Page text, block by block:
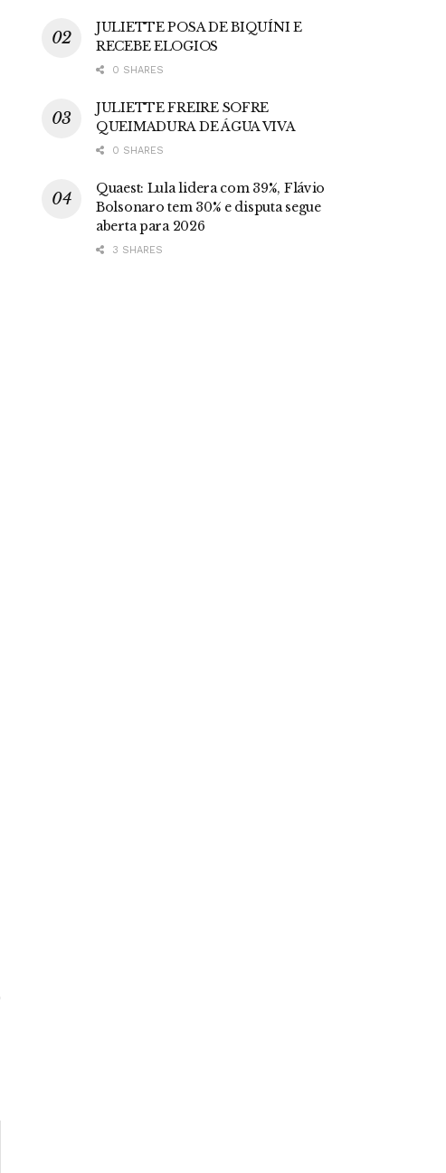
JULIETTE POSA DE BIQUÍNI E
RECEBE ELOGIOS
0 SHARES
JULIETTE FREIRE SOFRE
QUEIMADURA DE ÁGUA VIVA
0 SHARES
Quaest: Lula lidera com 39%, Flávio
Bolsonaro tem 30% e disputa segue
aberta para 2026
3 SHARES